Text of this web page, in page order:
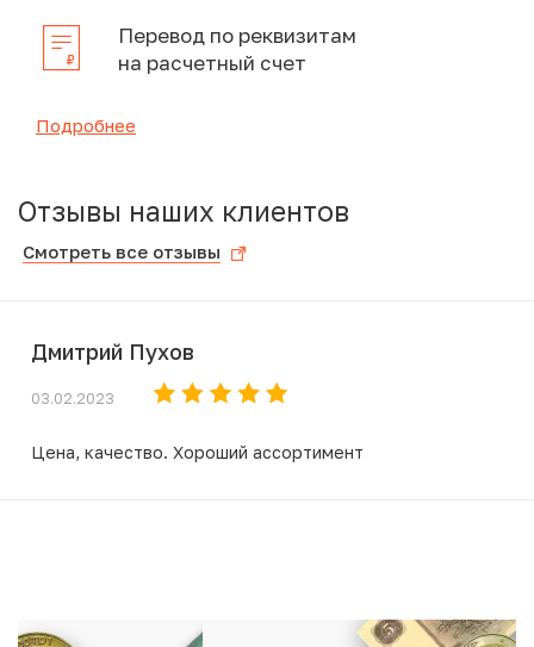
Перевод по реквизитам
на расчетный счет
Подробнее
Отзывы наших клиентов
Смотреть все отзывы
Дмитрий Пухов
03.02.2023
Цена, качество. Хороший ассортимент